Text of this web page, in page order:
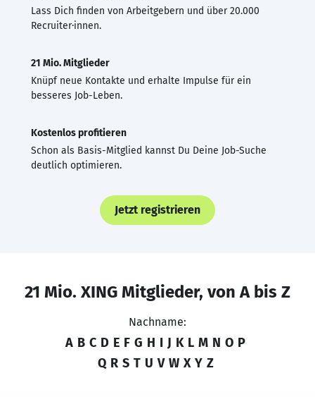
Lass Dich finden von Arbeitgebern und über 20.000
Recruiter·innen.
21 Mio. Mitglieder
Knüpf neue Kontakte und erhalte Impulse für ein
besseres Job-Leben.
Kostenlos profitieren
Schon als Basis-Mitglied kannst Du Deine Job-Suche
deutlich optimieren.
Jetzt registrieren
21 Mio. XING Mitglieder, von A bis Z
Nachname:
A B C D E F G H I J K L M N O P
Q R S T U V W X Y Z